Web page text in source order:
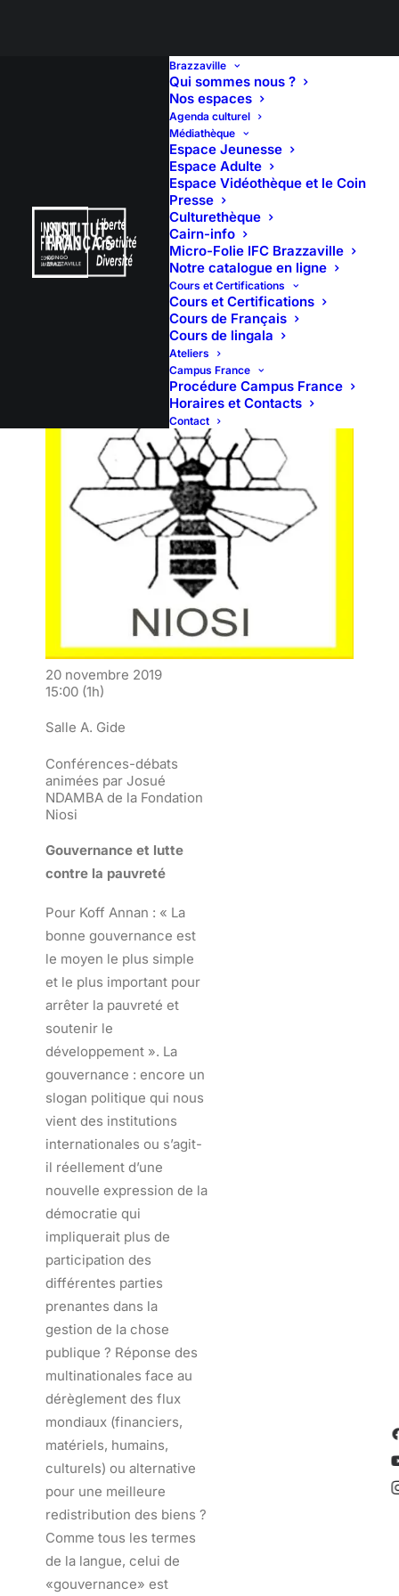
Brazzaville
Qui sommes nous ?
Nos espaces
Agenda culturel
Médiathèque
Espace Jeunesse
Espace Adulte
Espace Vidéothèque et le Coin
Presse
Culturethèque
Cairn-info
Micro-Folie IFC Brazzaville
Notre catalogue en ligne
Cours et Certifications
Cours et Certifications
Cours de Français
Cours de lingala
Ateliers
Campus France
Procédure Campus France
Horaires et Contacts
Contact
Débat d’idées –
Quelques principes
pour réussir sans
faille dans
l’agriculture
Conférences-débats
animées par Josué
NDAMBA de la Fondation
Niosi
Gouvernance et lutte
contre la pauvreté
Pour Koff Annan : « La
bonne gouvernance est
le moyen le plus simple
et le plus important pour
arrêter la pauvreté et
soutenir le
développement ». La
gouvernance : encore un
slogan politique qui nous
vient des institutions
internationales ou s’agit-
il réellement d’une
nouvelle expression de la
démocratie qui
impliquerait plus de
participation des
différentes parties
prenantes dans la
gestion de la chose
publique ? Réponse des
multinationales face au
dérèglement des flux
mondiaux (financiers,
matériels, humains,
culturels) ou alternative
pour une meilleure
redistribution des biens ?
Comme tous les termes
de la langue, celui de
«gouvernance» est
20 novembre 2019
15:00 (1h)
Salle A. Gide